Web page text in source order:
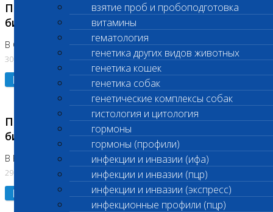
взятие проб и пробоподготовка
витамины
гематология
генетика других видов животных
генетика кошек
генетика собак
генетические комплексы собак
гистология и цитология
гормоны
гормоны (профили)
инфекции и инвазии (ифа)
инфекции и инвазии (пцр)
инфекции и инвазии (экспресс)
инфекционные профили (пцр)
Приостановлено выполнение срочных
биохимических исследований
В Сколково. Код (123,309,310)
30.07.2026
Подробнее
Приостановлено выполнение срочных
биохимических исследований
В Бутово 29.07.26
29.07.2026
Подробнее